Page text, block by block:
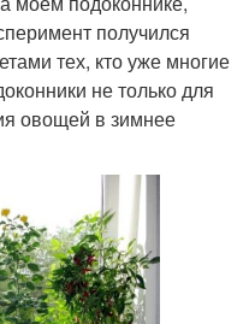
получился
тех, кто уже многие
не только для
овощей в зимнее